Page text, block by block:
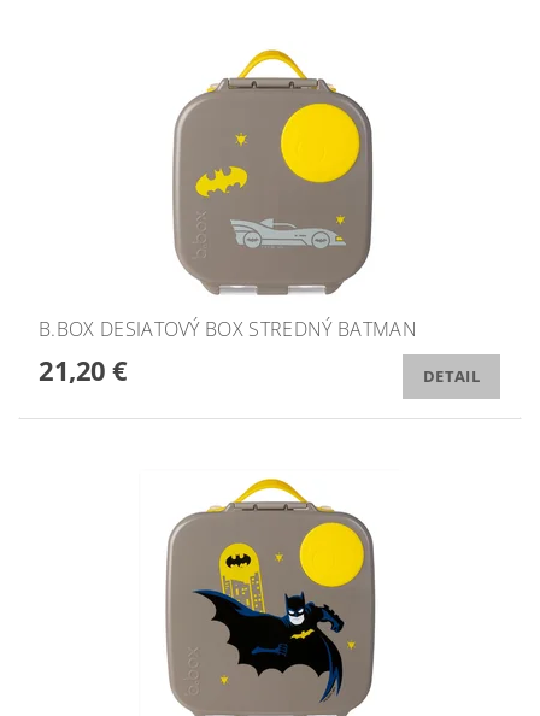
B.BOX DESIATOVÝ BOX STREDNÝ BATMAN
21,20 € DETAIL